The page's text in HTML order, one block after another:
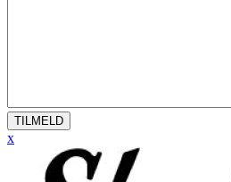
TILMELD
x